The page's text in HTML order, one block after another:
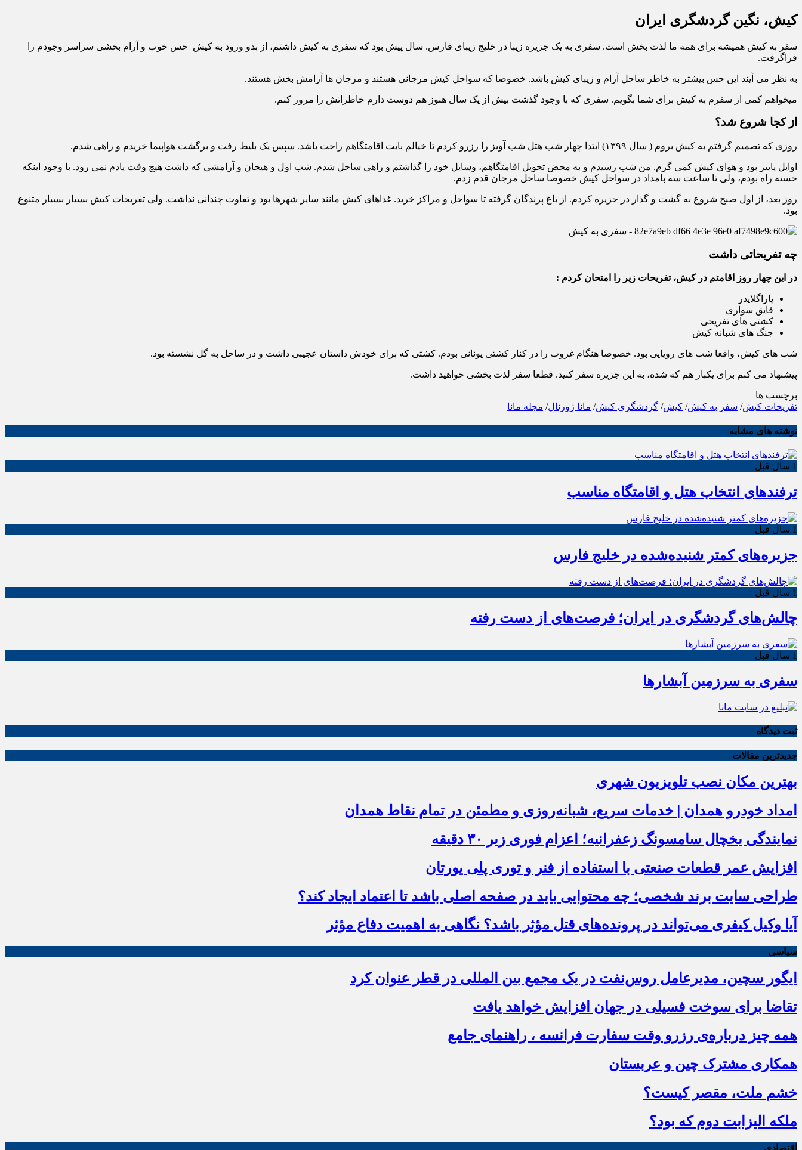
کیش، نگین گردشگری ایران
سفر به کیش همیشه برای همه ما لذت بخش است. سفری به یک جزیره زیبا در خلیج زیبای فارس. سال پیش بود که سفری به کیش داشتم، از بدو ورود به کیش حس خوب و آرام بخشی سراسر وجودم را
فراگرفت.
به نظر می آیند این حس بیشتر به خاطر ساحل آرام و زیبای کیش باشد. خصوصا که سواحل کیش مرجانی هستند و مرجان ها آرامش بخش هستند.
میخواهم کمی از سفرم به کیش برای شما بگویم. سفری که با وجود گذشت بیش از یک سال هنوز هم دوست دارم خاطراتش را مرور کنم.
از کجا شروع شد؟
روزی که تصمیم گرفتم به کیش بروم ( سال ۱۳۹۹) ابتدا چهار شب هتل شب آویز را رزرو کردم تا خیالم بابت اقامتگاهم راحت باشد. سپس یک بلیط رفت و برگشت هواپیما خریدم و راهی شدم.
اوایل پاییز بود و هوای کیش کمی گرم. من شب رسیدم و به محض تحویل اقامتگاهم، وسایل خود را گذاشتم و راهی ساحل شدم. شب اول و هیجان و آرامشی که داشت هیچ وقت یادم نمی رود. با وجود اینکه
خسته راه بودم، ولی تا ساعت سه بامداد در سواحل کیش خصوصا ساحل مرجان قدم زدم.
روز بعد، از اول صبح شروع به گشت و گذار در جزیره کردم. از باغ پرندگان گرفته تا سواحل و مراکز خرید. غذاهای کیش مانند سایر شهرها بود و تفاوت چندانی نداشت. ولی تفریحات کیش بسیار بسیار متنوع
بود.
چه تفریحاتی داشت
در این چهار روز اقامتم در کیش، تفریحات زیر را امتحان کردم :
پاراگلایدر
قایق سواری
کشتی های تفریحی
جنگ های شبانه کیش
شب های کیش، واقعا شب های رویایی بود. خصوصا هنگام غروب را در کنار کشتی یونانی بودم. کشتی که برای خودش داستان عجیبی داشت و در ساحل به گل نشسته بود.
پیشنهاد می کنم برای یکبار هم که شده، به این جزیره سفر کنید. قطعا سفر لذت بخشی خواهید داشت.
برچسب ها
تفریحات کیش/ سفر به کیش/ کیش/ گردشگری کیش/ مانا ژورنال/ مجله مانا
نوشته های مشابه
1 سال قبل
ترفندهای انتخاب هتل و اقامتگاه مناسب
1 سال قبل
جزیره‌های کمتر شنیده‌شده در خلیج فارس
1 سال قبل
چالش‌های گردشگری در ایران؛ فرصت‌های از دست رفته
1 سال قبل
سفری به سرزمین آبشارها
ثبت دیدگاه
جدیدترین مقالات
بهترین مکان نصب تلویزیون شهری
امداد خودرو همدان | خدمات سریع، شبانه‌روزی و مطمئن در تمام نقاط همدان
نمایندگی یخچال سامسونگ زعفرانیه؛ اعزام فوری زیر ۳۰ دقیقه
افزایش عمر قطعات صنعتی با استفاده از فنر و توری پلی یورتان
طراحی سایت برند شخصی؛ چه محتوایی باید در صفحه اصلی باشد تا اعتماد ایجاد کند؟
آیا وکیل کیفری می‌تواند در پرونده‌های قتل مؤثر باشد؟ نگاهی به اهمیت دفاع مؤثر
سیاسی
ایگور سچین، مدیرعامل روس‌نفت در یک مجمع بین المللی در قطر عنوان کرد
تقاضا برای سوخت فسیلی در جهان افزایش خواهد یافت
همه چیز درباره‌ی رزرو وقت سفارت فرانسه ، راهنمای جامع
همکاری مشترک چین و عربستان
خشم ملت، مقصر کیست؟
ملکه الیزابت دوم که بود؟
اقتصادی